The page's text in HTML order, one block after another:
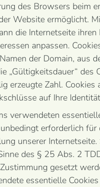
des Browsers beim
Website ermöglicht.
die Internetseite
anpassen.
der Domain, aus
„Gültigkeitsdauer“ des
erzeugte Zahl. Cookies
auf Ihre
verwendeten
erforderlich für
unserer Internetseite.
des § 25 Abs. 2
gesetzt
essentielle